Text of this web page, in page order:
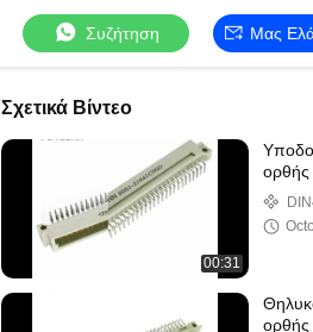
Συζήτηση Μας
Σχετικά Βίντεο
00:31
ορθής
ορθής